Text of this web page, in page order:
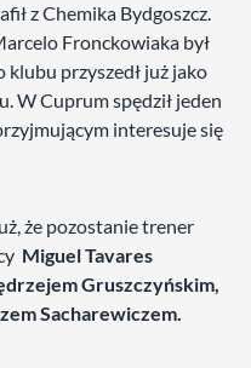
z Chemika Bydgoszcz.
Fronckowiaka był
przyszedł już jako
W Cuprum spędził jeden
interesuje się
że pozostanie trener
Miguel Tavares
Gruszczyńskim,
Sacharewiczem.